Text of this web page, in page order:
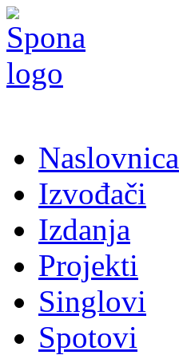
Naslovnica
Izvođači
Izdanja
Projekti
Singlovi
Spotovi